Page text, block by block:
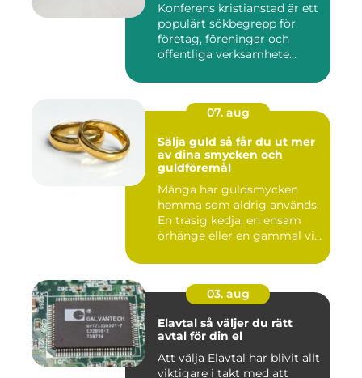
Konferens kristianstad är ett
populärt sökbegrepp för
företag, föreningar och
offentliga verksamhete...
07. aug
Sälja guld så får du ut mer
av dina smycken och
guldföremål
Många har guldsmycken
hemma som aldrig används.
En trasig kedja, en ensam
örhänge eller en gammal vi...
03. aug
Elavtal så väljer du rätt
avtal för din el
Att välja Elavtal har blivit allt
viktigare i takt med att